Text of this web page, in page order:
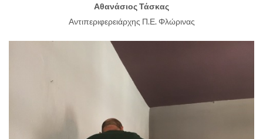
Αθανάσιος Τάσκας
Αντιπεριφερειάρχης Π.Ε. Φλώρινας